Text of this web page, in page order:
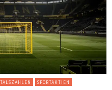
SPORTAKTIEN